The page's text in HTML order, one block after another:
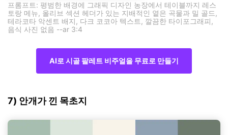
프롬프트: 평범한 배경에 그래픽 디자인 농장에서 테이블까지 레스
토랑 메뉴, 올리브 섹션 헤더가 있는 지배적인 옅은 곡물과 밀 골드,
테라코타 악센트 배지, 다크 코코아 텍스트, 깔끔한 타이포그래피,
음식 사진 없음 --ar 3:4
AI로 시골 팔레트 비주얼을 무료로 만들기
7) 안개가 낀 목초지